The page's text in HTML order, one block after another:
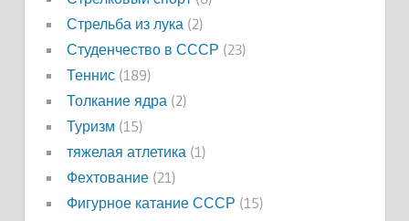
Стрельба из лука(2)
Студенчество в СССР (23)
Теннис(189)
Толкание ядра(2)
Туризм (15)
тяжелая атлетика(1)
Фехтование(21)
Фигурное катание СССР (15)